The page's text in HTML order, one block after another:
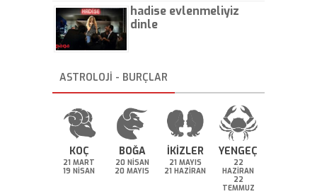
hadise evlenmeliyiz
dinle
ASTROLOJİ - BURÇLAR
KOÇ
21 MART
19 NİSAN
BOĞA
20 NİSAN
20 MAYIS
İKİZLER
21 MAYIS
21 HAZİRAN
YENGEÇ
22
HAZİRAN
22
TEMMUZ